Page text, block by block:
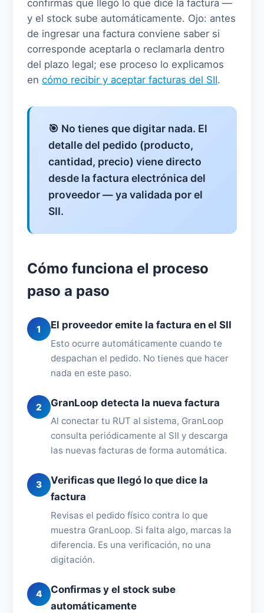
confirmas que llegó lo que dice la factura —
y el stock sube automáticamente. Ojo: antes
de ingresar una factura conviene saber si
corresponde aceptarla o reclamarla dentro
del plazo legal; ese proceso lo explicamos
encómo recibir y aceptar facturas del SII.
🎯 No tienes que digitar nada. El
detalle del pedido (producto,
cantidad, precio) viene directo
desde la factura electrónica del
proveedor — ya validada por el
SII.
Cómo funciona el proceso
paso a paso
1 El proveedor emite la factura en el SII
Esto ocurre automáticamente cuando te
despachan el pedido. No tienes que hacer
nada en este paso.
2 GranLoop detecta la nueva factura
Al conectar tu RUT al sistema, GranLoop
consulta periódicamente al SII y descarga
las nuevas facturas de forma automática.
3
Verificas que llegó lo que dice la
factura
Revisas el pedido físico contra lo que
muestra GranLoop. Si falta algo, marcas la
diferencia. Es una verificación, no una
digitación.
4
Confirmas y el stock sube
automáticamente